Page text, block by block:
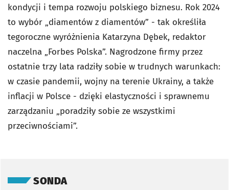
kondycji i tempa rozwoju polskiego biznesu. Rok 2024
to wybór „diamentów z diamentów” - tak określiła
tegoroczne wyróżnienia Katarzyna Dębek, redaktor
naczelna „Forbes Polska”. Nagrodzone firmy przez
ostatnie trzy lata radziły sobie w trudnych warunkach:
w czasie pandemii, wojny na terenie Ukrainy, a także
inflacji w Polsce - dzięki elastyczności i sprawnemu
zarządzaniu „poradziły sobie ze wszystkimi
przeciwnościami”.
SONDA